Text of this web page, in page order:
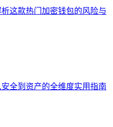
这款热门加密钱包的风险与
全到资产的全维度实用指南